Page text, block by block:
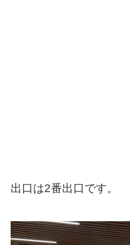
出口は2番出口です。